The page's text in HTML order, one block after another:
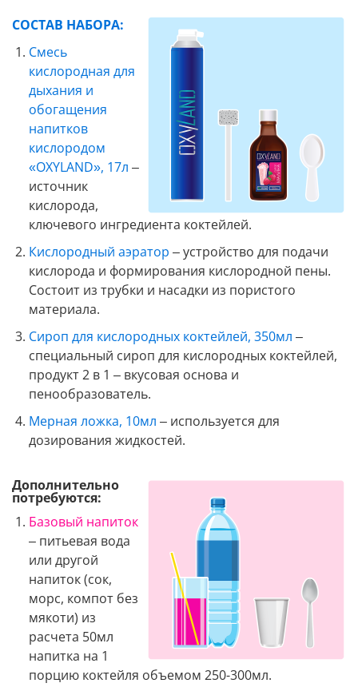
СОСТАВ НАБОРА:
Смесь
кислородная для
дыхания и
обогащения
напитков
кислородом
«OXYLAND», 17л –
источник
кислорода,
ключевого ингредиента коктейлей.
Кислородный аэратор – устройство для подачи
кислорода и формирования кислородной пены.
Состоит из трубки и насадки из пористого
материала.
Сироп для кислородных коктейлей, 350мл –
специальный сироп для кислородных коктейлей,
продукт 2 в 1 – вкусовая основа и
пенообразователь.
Мерная ложка, 10мл – используется для
дозирования жидкостей.
Дополнительно
потребуются:
Базовый напиток
– питьевая вода
или другой
напиток (сок,
морс, компот без
мякоти) из
расчета 50мл
напитка на 1
порцию коктейля объемом 250-300мл.